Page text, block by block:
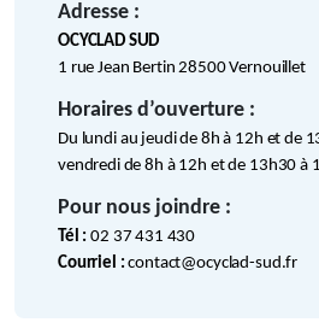
Adresse :
OCYCLAD SUD
1 rue Jean Bertin 28500 Vernouillet
Horaires d’ouverture :
Du lundi au jeudi de 8h à 12h et de
vendredi de 8h à 12h et de 13h30 à
Pour nous joindre :
Tél :02 37 431 430
Courriel :contact@ocyclad-sud.fr